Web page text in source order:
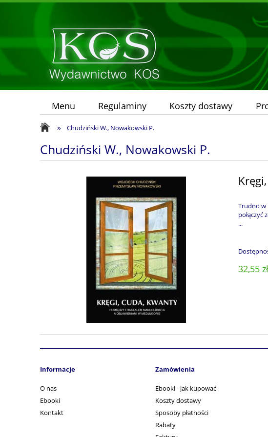
Menu Regulaminy Koszty dostawy
» Chudziński W., Nowakowski P.
Chudziński W., Nowakowski P.
Trudno w
połączyć
...
32,55 zł
Informacje
O nas
Ebooki
Kontakt
Zamówienia
Ebooki - jak kupować
Koszty dostawy
Sposoby płatności
Rabaty